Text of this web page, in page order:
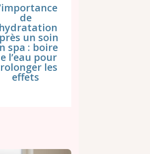
de
un soin
spa : boire
l’eau pour
les
effets